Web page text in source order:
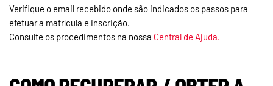
Verifique o email recebido onde são indicados os passos para
efetuar a matrícula e inscrição.
Consulte os procedimentos na nossa Central de Ajuda.